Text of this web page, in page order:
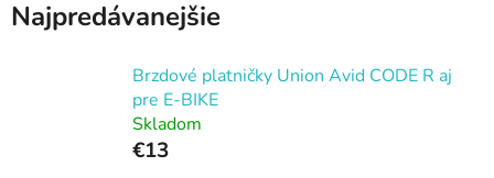
Najpredávanejšie
Brzdové platničky Union Avid CODE R aj
pre E-BIKE
Skladom
€13